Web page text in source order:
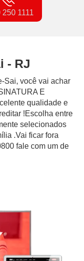
250 1111
- RJ
Sai, você vai achar
E
qualidade e
!Escolha entre
selecionados
.Vai ficar fora
fale com um de